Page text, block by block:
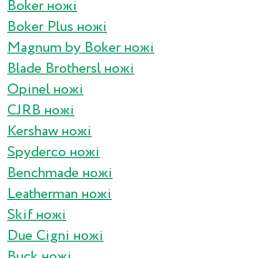
Boker ножі
Boker Plus ножі
Magnum by Boker ножі
Blade Brothersl ножі
Opinel ножі
CJRB ножі
Kershaw ножі
Spyderco ножі
Benchmade ножі
Leatherman ножі
Skif ножі
Due Cigni ножі